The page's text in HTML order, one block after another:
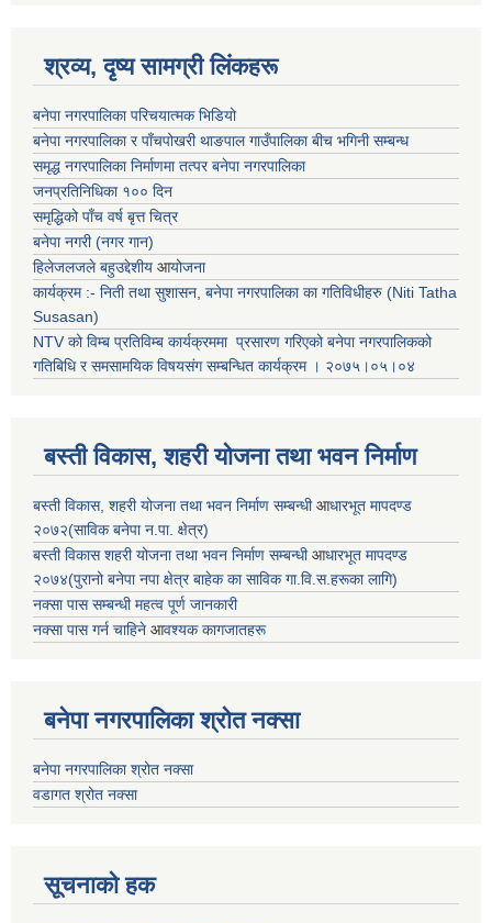
श्रव्य, दृष्य सामग्री लिंकहरू
बनेपा नगरपालिका परिचयात्मक भिडियो
बनेपा नगरपालिका र पाँचपोखरी थाङपाल गाउँपालिका बीच भगिनी सम्बन्ध
समृद्ध नगरपालिका निर्माणमा तत्पर बनेपा नगरपालिका
जनप्रतिनिधिका १०० दिन
समृद्धिको पाँच वर्ष बृत्त चित्र
बनेपा नगरी (नगर गान)
हिलेजलजले बहुउद्देशीय आयोजना
कार्यक्रम :- निती तथा सुशासन, बनेपा नगरपालिका का गतिविधीहरु (Niti Tatha
Susasan)
NTV को विम्ब प्रतिविम्ब कार्यक्रममा प्रसारण गरिएकोबनेपा नगरपालिकको
गतिबिधि र समसामयिक विषयसंग सम्बन्धित कार्यक्रम । २०७५।०५।०४
बस्ती विकास, शहरी योजना तथा भवन निर्माण
बस्ती विकास, शहरी योजना तथा भवन निर्माण सम्बन्धीआधारभूत मापदण्ड
२०७२(साविक बनेपा न.पा. क्षेत्र)
बस्ती विकास शहरी योजना तथा भवन निर्माण सम्बन्धीआधारभूत मापदण्ड
२०७४(पुरानो बनेपा नपा क्षेत्र बाहेक का साविक गा.वि.स.हरूका लागि)
नक्सा पास सम्बन्धी महत्व पूर्ण जानकारी
नक्सा पास गर्न चाहिने आवश्यक कागजातहरू
बनेपा नगरपालिका श्रोत नक्सा
बनेपा नगरपालिका श्रोत नक्सा
वडागत श्रोत नक्सा
सूचनाको हक